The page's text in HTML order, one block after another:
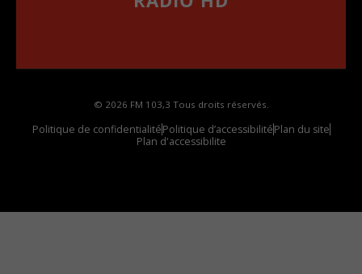
© 2026 FM 103,3 Tous droits réservés.
Politique de confidentialitéPolitique d’accessibilitéPlan du site
Plan d'accessibilite